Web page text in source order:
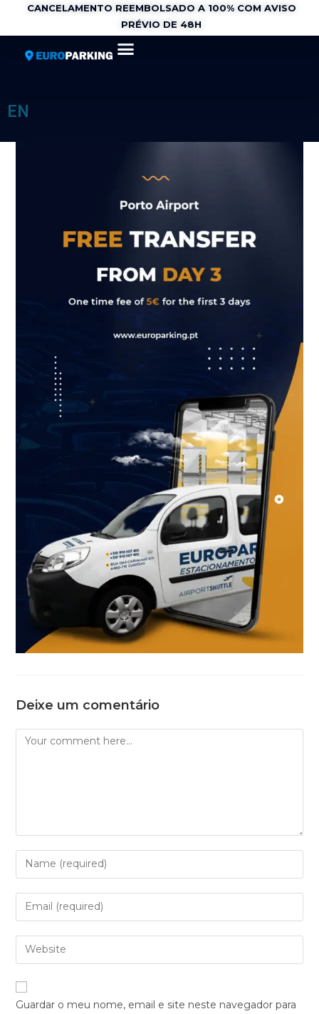
CANCELAMENTO REEMBOLSADO A 100% COM AVISO
PRÉVIO DE 48H
EN
Deixe um comentário
Guardar o meu nome, email e site neste navegador para